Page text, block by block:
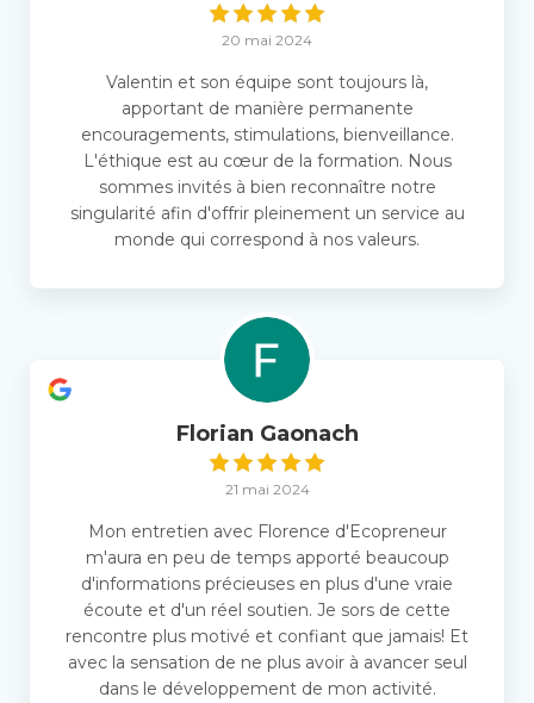
20 mai 2024
Valentin et son équipe sont toujours là,
apportant de manière permanente
encouragements, stimulations, bienveillance.
L'éthique est au cœur de la formation. Nous
sommes invités à bien reconnaître notre
singularité afin d'offrir pleinement un service au
monde qui correspond à nos valeurs.
Florian Gaonach
21 mai 2024
Mon entretien avec Florence d'Ecopreneur
m'aura en peu de temps apporté beaucoup
d'informations précieuses en plus d'une vraie
écoute et d'un réel soutien. Je sors de cette
rencontre plus motivé et confiant que jamais! Et
avec la sensation de ne plus avoir à avancer seul
dans le développement de mon activité.